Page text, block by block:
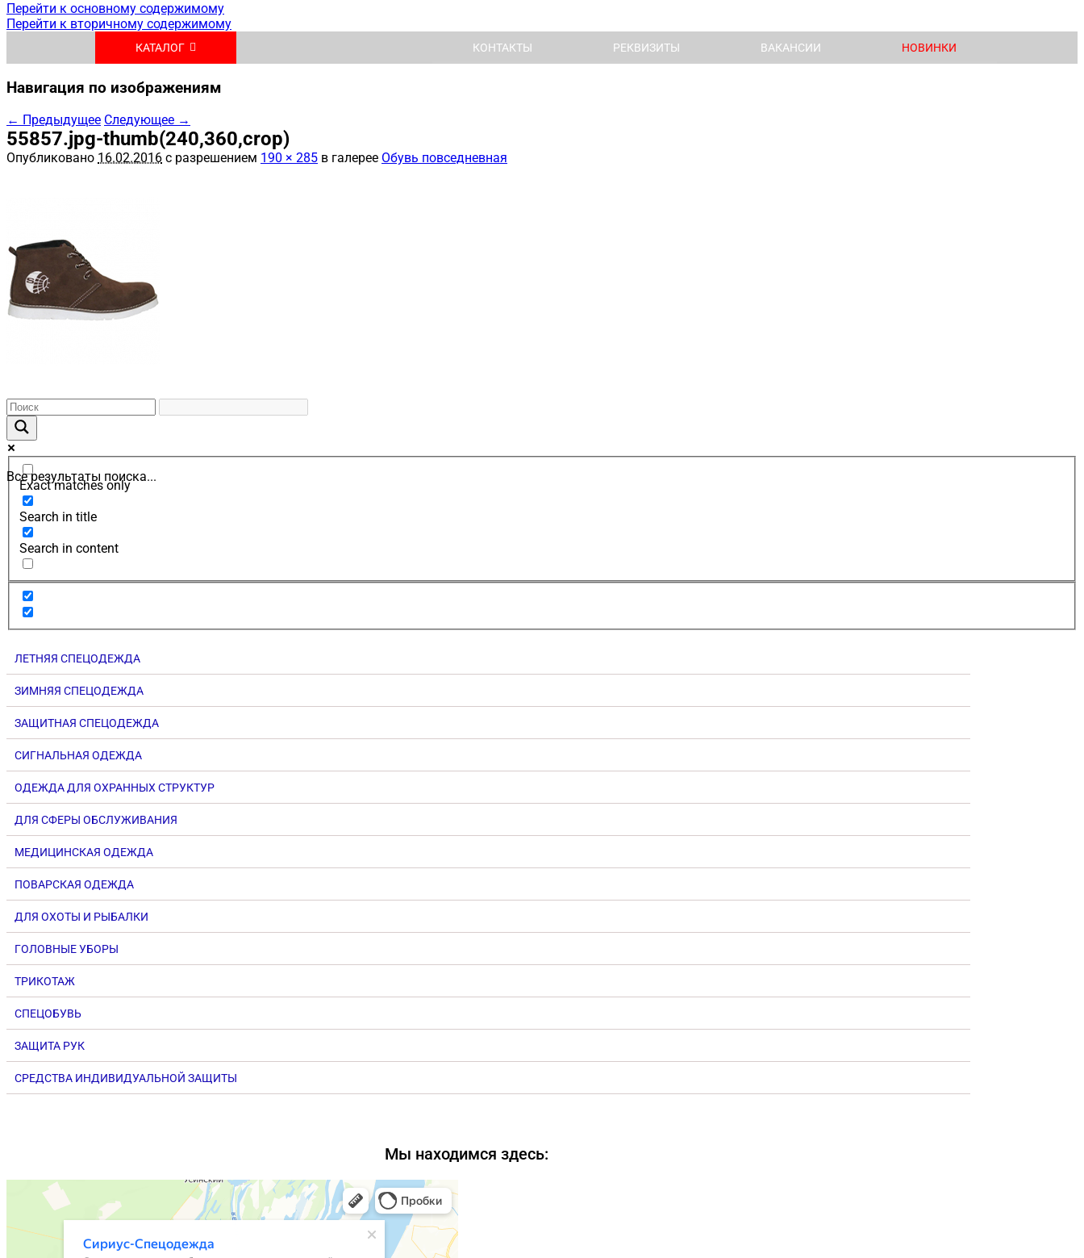
Перейти к основному содержимому
Перейти к вторичному содержимому
КАТАЛОГ КОНТАКТЫ РЕКВИЗИТЫ ВАКАНСИИ НОВИНКИ
Навигация по изображениям
← Предыдущее Следующее →
55857.jpg-thumb(240,360,crop)
Опубликовано 16.02.2016 с разрешением 190 × 285 в галерее Обувь повседневная
Все результаты поиска...
Exact matches only
Search in title
Search in content
ЛЕТНЯЯ СПЕЦОДЕЖДА
ЗИМНЯЯ СПЕЦОДЕЖДА
ЗАЩИТНАЯ СПЕЦОДЕЖДА
СИГНАЛЬНАЯ ОДЕЖДА
ОДЕЖДА ДЛЯ ОХРАННЫХ СТРУКТУР
ДЛЯ СФЕРЫ ОБСЛУЖИВАНИЯ
МЕДИЦИНСКАЯ ОДЕЖДА
ПОВАРСКАЯ ОДЕЖДА
ДЛЯ ОХОТЫ И РЫБАЛКИ
ГОЛОВНЫЕ УБОРЫ
ТРИКОТАЖ
СПЕЦОБУВЬ
ЗАЩИТА РУК
СРЕДСТВА ИНДИВИДУАЛЬНОЙ ЗАЩИТЫ
Мы находимся здесь: